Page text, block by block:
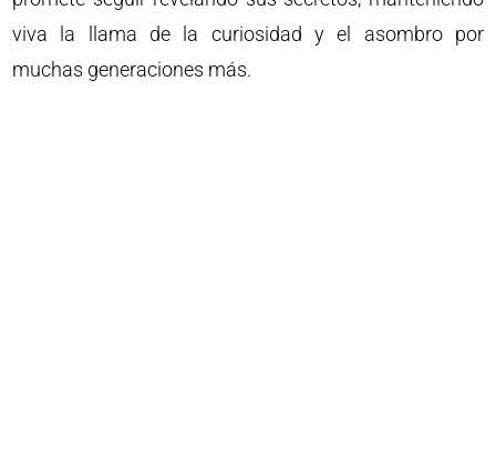
viva la llama de la curiosidad y el asombro por
muchas generaciones más.